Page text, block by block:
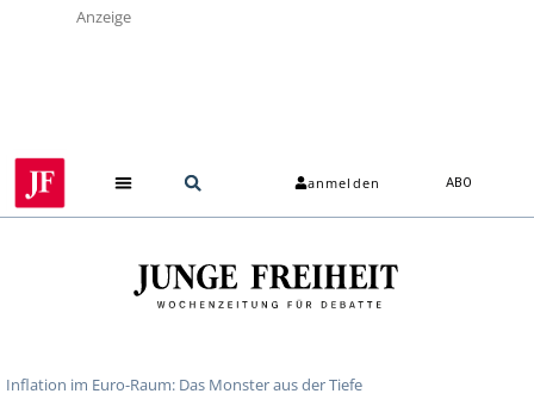
Anzeige
anmelden ABO
Inflation im Euro-Raum: Das Monster aus der Tiefe